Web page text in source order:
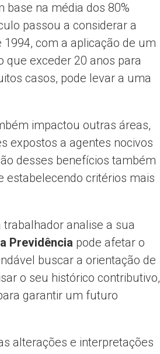
na média dos 80%
passou a considerar a
com a aplicação de um
que exceder 20 anos para
casos, pode levar a uma
impactou outras áreas,
expostos a agentes nocivos
desses benefícios também
estabelecendo critérios mais
analise a sua
Previdência pode afetar o
buscar a orientação de
o seu histórico contributivo,
garantir um futuro
alterações e interpretações